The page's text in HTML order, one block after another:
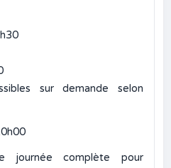
sur demande selon
journée complète pour